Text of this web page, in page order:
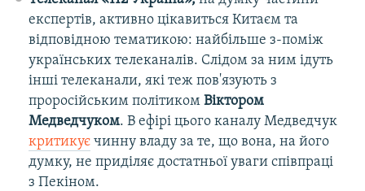
експертів, активно цікавиться Китаєм та
відповідною тематикою: найбільше з-поміж
українських телеканалів. Слідом за ним ідуть
інші телеканали, які теж пов'язують з
проросійським політиком Віктором
Медведчуком. В ефірі цього каналу Медведчук
критикуєчинну владу за те, що вона, на його
думку, не приділяє достатньої уваги співпраці
з Пекіном.